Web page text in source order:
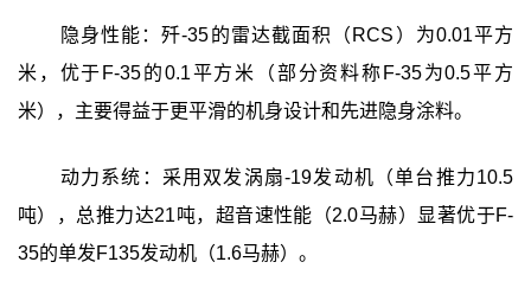
隐身性能：歼-35的雷达截面积（RCS）为0.01平方
米，优于F-35的0.1平方米（部分资料称F-35为0.5平方
米），主要得益于更平滑的机身设计和先进隐身涂料。
动力系统：采用双发涡扇-19发动机（单台推力10.5
吨），总推力达21吨，超音速性能（2.0马赫）显著优于F-
35的单发F135发动机（1.6马赫）。